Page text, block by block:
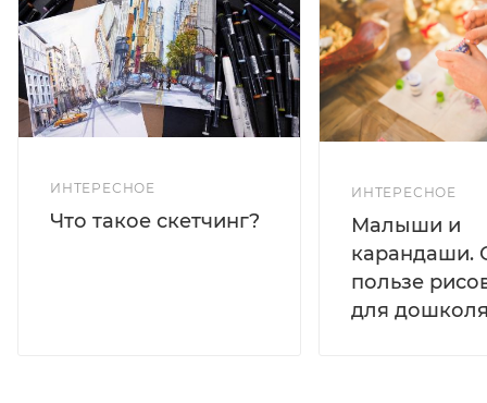
ИНТЕРЕСНОЕ
Что такое скетчинг?
ИНТЕРЕСНОЕ
Малыши и
карандаши.
пользе
для